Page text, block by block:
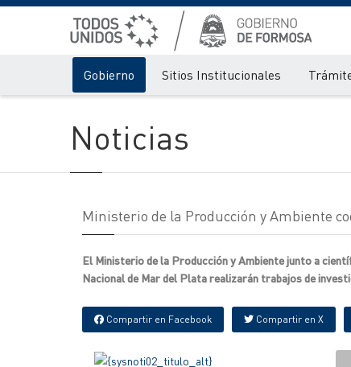
Gobierno Sitios Institucionales
Noticias
Ministerio de la Producción y Ambiente
El Ministerio de la Producción y Ambiente junto a
Nacional de Mar del Plata realizarán trabajos de
Compartir en Facebook Compartir en X